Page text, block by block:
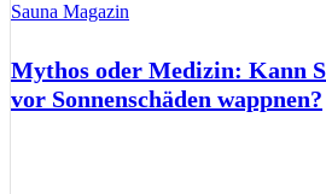
Sauna Magazin
Mythos oder Medizin: Kann
vor Sonnenschäden wappnen?